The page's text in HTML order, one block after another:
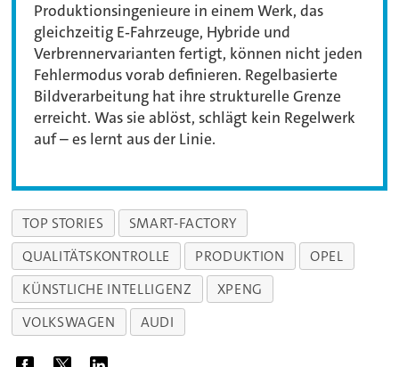
Produktionsingenieure in einem Werk, das
gleichzeitig E‑Fahrzeuge, Hybride und
Verbrennervarianten fertigt, können nicht jeden
Fehlermodus vorab definieren. Regelbasierte
Bildverarbeitung hat ihre strukturelle Grenze
erreicht. Was sie ablöst, schlägt kein Regelwerk
auf – es lernt aus der Linie.
TOP STORIES
SMART-FACTORY
QUALITÄTSKONTROLLE
PRODUKTION
OPEL
KÜNSTLICHE INTELLIGENZ
XPENG
VOLKSWAGEN
AUDI